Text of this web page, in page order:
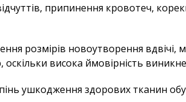
припинення кровотеч,
розмірів новоутворення
висока ймовірність
ушкодження здорових тканин